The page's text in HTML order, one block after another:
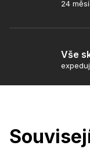
24
Vše